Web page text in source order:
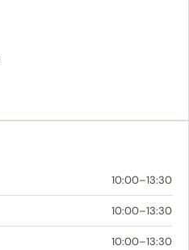
10:00–13:30
10:00–13:30
10:00–13:30